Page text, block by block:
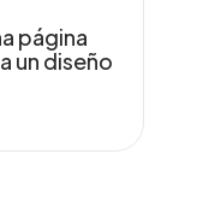
página
un diseño